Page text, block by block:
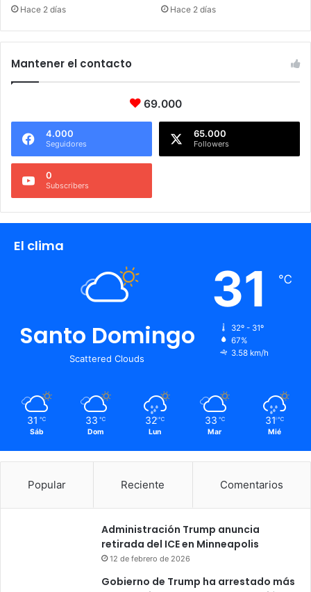
Hace 2 días Hace 2 días
Mantener el contacto
69.000
4.000
Seguidores
65.000
Followers
0
Subscribers
El clima
Santo Domingo
Scattered Clouds
31 ℃
32º - 31º
67%
3.58 km/h
31 ℃
Sáb
33 ℃
Dom
32 ℃
Lun
33 ℃
Mar
31 ℃
Mié
Popular Reciente Comentarios
Administración Trump anuncia
retirada del ICE en Minneapolis
12 de febrero de 2026
Gobierno de Trump ha arrestado más